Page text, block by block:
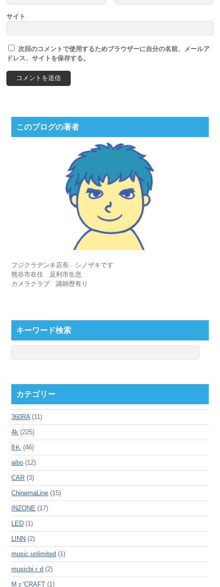
サイト
次回のコメントで使用するためブラウザーに自分の名前、メールア
ドレス、サイトを保存する。
このブログの著者
フジクラデンキ店長 シノザキです
熊谷市在住 足利市生息
カメラクラブ 講師歴有り
キーワード検索
カテゴリー
360RA(11)
4k (225)
8Ｋ (46)
aibo (12)
CAR (3)
ChinemaLine (15)
INZONE (17)
LED (1)
LINN (2)
music unlimited (1)
musicbiｒd (2)
Mｚ'CRAFT (1)